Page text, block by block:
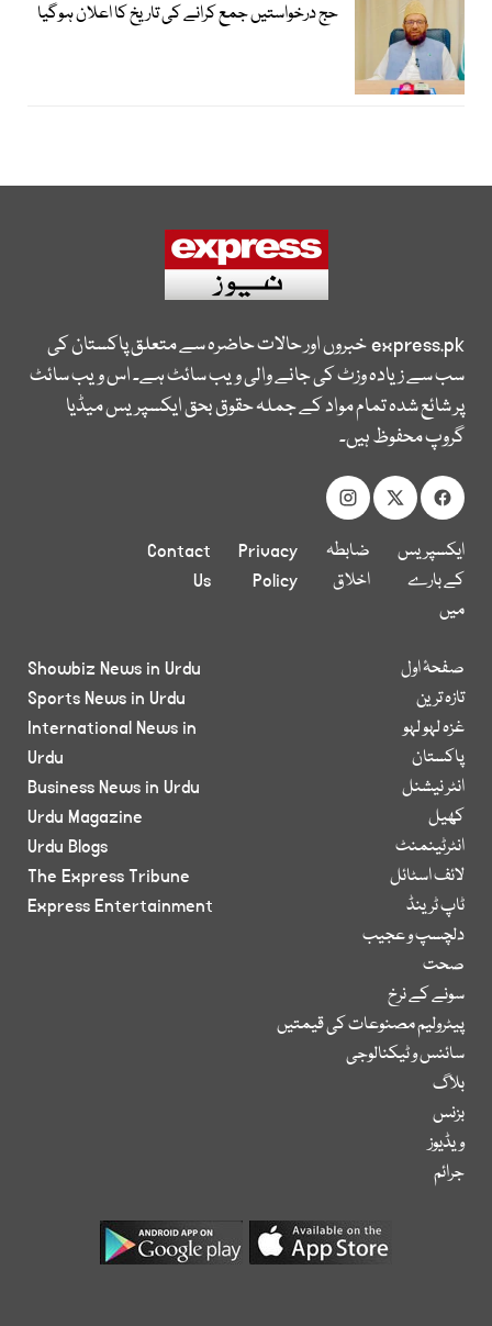
حج درخواستیں جمع کرانے کی تاریخ کا اعلان ہوگیا
express.pkخبروں اور حالات حاضرہ سے متعلق پاکستان کی
سب سے زیادہ وزٹ کی جانے والی ویب سائٹ ہے۔ اس ویب سائٹ
پر شائع شدہ تمام مواد کے جملہ حقوق بحق ایکسپریس میڈیا
گروپ محفوظ ہیں۔
ایکسپریس
کے بارے
میں
ضابطہ
اخلاق
Privacy
Policy
Contact
Us
صفحۂ اول
تازہ ترین
غزہ لہو لہو
پاکستان
انٹر نیشنل
کھیل
انٹرٹینمنٹ
لائف اسٹائل
ٹاپ ٹرینڈ
دلچسپ و عجیب
صحت
سونے کے نرخ
پیٹرولیم مصنوعات کی قیمتیں
سائنس و ٹیکنالوجی
بلاگ
بزنس
ویڈیوز
جرائم
Showbiz News in Urdu
Sports News in Urdu
International News in
Urdu
Business News in Urdu
Urdu Magazine
Urdu Blogs
The Express Tribune
Express Entertainment